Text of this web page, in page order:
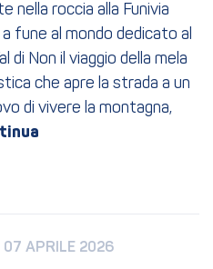
nella roccia alla Funivia
fune al mondo dedicato al
Non il viaggio della mela
che apre la strada a un
di vivere la montagna,
07 APRILE 2026